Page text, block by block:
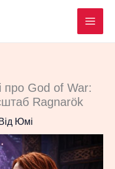
про God of War:
Ragnarök
Юмі